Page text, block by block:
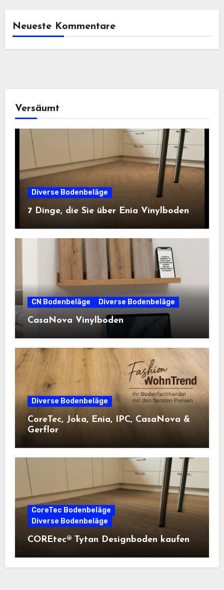
Neueste Kommentare
Versäumt
Diverse Bodenbeläge
7 Dinge, die Sie über Enia Vinylboden
CN Bodenbeläge Diverse Bodenbeläge
CasaNova Vinylboden
Diverse Bodenbeläge
CoreTec, Joka, Enia, IPC, CasaNova &
Gerflor
CoreTec Bodenbeläge
Diverse Bodenbeläge
COREtec® Tytan Designboden kaufen